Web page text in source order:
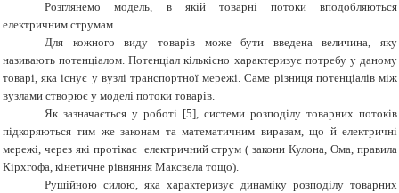
Розглянемо модель, в якій товарні потоки вподобляються
електричним струмам.
Для кожного виду товарів може бути введена величина, яку
називають потенціалом. Потенціал кількісно характеризує потребу у даному
товарі, яка існує у вузлі транспортної мережі. Саме різниця потенціалів між
вузлами створює у моделі потоки товарів.
Як зазначається у роботі [5], системи розподілу товарних потоків
підкоряються тим же законам та математичним виразам, що й електричні
мережі, через які протікає електричний струм ( закони Кулона, Ома, правила
Кірхгофа, кінетичне рівняння Максвела тощо).
Рушійною силою, яка характеризує динаміку розподілу товарних